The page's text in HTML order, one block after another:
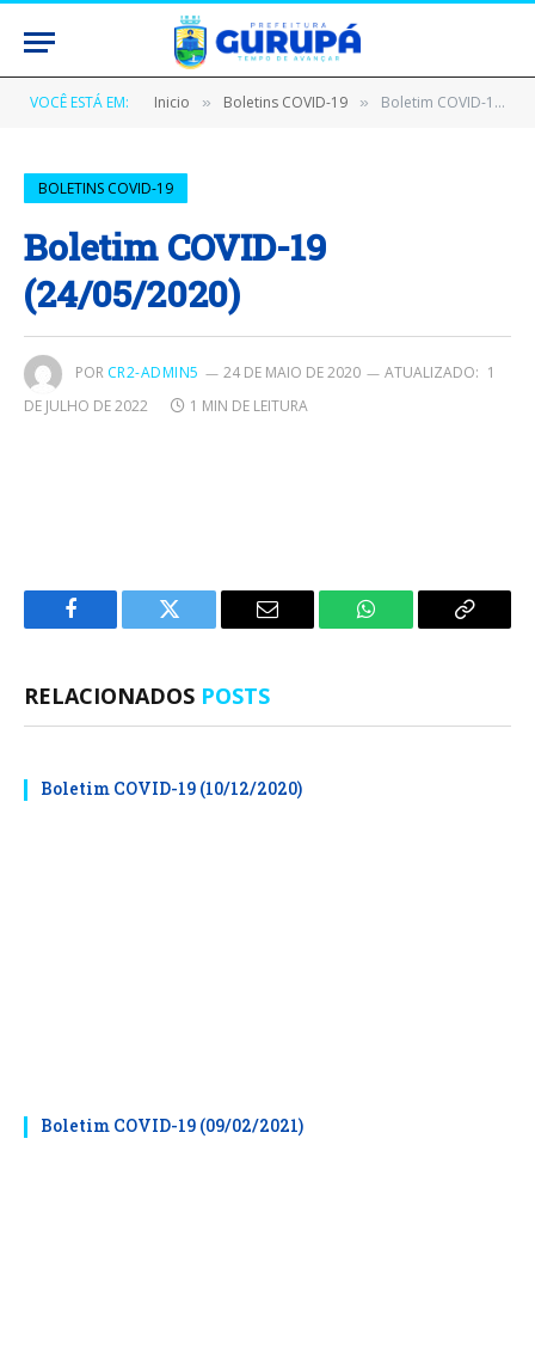
VOCÊ ESTÁ EM: Inicio » Boletins COVID-19 » Boletim COVID-19 (24/05/2020)
BOLETINS COVID-19
Boletim COVID-19
(24/05/2020)
POR CR2-ADMIN5 24 DE MAIO DE 2020 ATUALIZADO: 1
DE JULHO DE 2022
1 MIN DE LEITURA
Facebook Twitter
E-
WhatsApp Copiar
RELACIONADOS POSTS
Boletim COVID-19 (10/12/2020)
Boletim COVID-19 (09/02/2021)